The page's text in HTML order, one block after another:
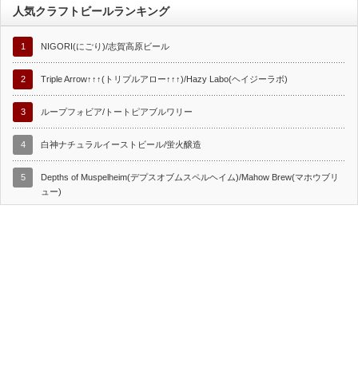
人気クラフトビールランキング
1 NIGORI(にごり)/志賀高原ビール
2 Triple Arrow↑↑↑(トリプルアロー↑↑↑)/Hazy Labo(ヘイジーラボ)
3 ループフォビア/トートピアブルワリー
4 白神ナチュラルイーストビール/蛍火醸造
5
Depths of Muspelheim(デプスオブムスペルヘイム)/Mahow Brew(マホウブリ
ュー)